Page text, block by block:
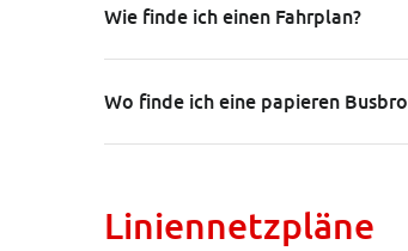
Wie finde ich einen Fahrplan?
Wo finde ich eine papieren
Liniennetzpläne